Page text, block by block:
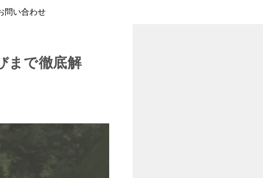
問い合わせ
まで徹底解